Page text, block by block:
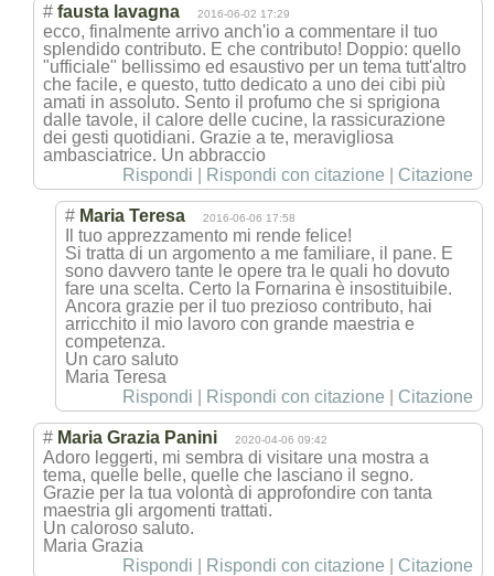
# fausta lavagna 2016-06-02 17:29
ecco, finalmente arrivo anch'io a commentare il tuo
splendido contributo. E che contributo! Doppio: quello
"ufficiale" bellissimo ed esaustivo per un tema tutt'altro
che facile, e questo, tutto dedicato a uno dei cibi più
amati in assoluto. Sento il profumo che si sprigiona
dalle tavole, il calore delle cucine, la rassicurazione
dei gesti quotidiani. Grazie a te, meravigliosa
ambasciatrice. Un abbraccio
Rispondi
Rispondi con citazione Citazione
# Maria Teresa 2016-06-06 17:58
Il tuo apprezzamento mi rende felice!
Si tratta di un argomento a me familiare, il pane. E
sono davvero tante le opere tra le quali ho dovuto
fare una scelta. Certo la Fornarina è insostituibile.
Ancora grazie per il tuo prezioso contributo, hai
arricchito il mio lavoro con grande maestria e
competenza.
Un caro saluto
Maria Teresa
Rispondi
Rispondi con citazione Citazione
# Maria Grazia Panini 2020-04-06 09:42
Adoro leggerti, mi sembra di visitare una mostra a
tema, quelle belle, quelle che lasciano il segno.
Grazie per la tua volontà di approfondire con tanta
maestria gli argomenti trattati.
Un caloroso saluto.
Maria Grazia
Rispondi
Rispondi con citazione Citazione